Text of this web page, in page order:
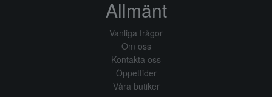
Allmänt
Vanliga frågor
Om oss
Kontakta oss
Öppettider
Våra butiker